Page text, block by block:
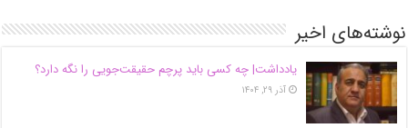
نوشته‌های اخیر
یادداشت| ‌چه کسی باید پرچم حقیقت‌جویی را نگه دارد؟
آذر ۲۹, ۱۴۰۴